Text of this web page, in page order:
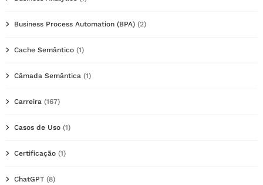
Business Process Automation (BPA) (2)
Cache Semântico (1)
Câmada Semântica (1)
Carreira (167)
Casos de Uso (1)
Certificação (1)
ChatGPT (8)